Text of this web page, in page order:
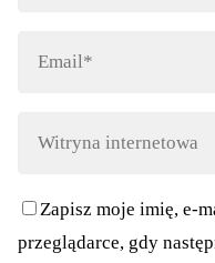
Zapisz moje imię, e-
przeglądarce, gdy